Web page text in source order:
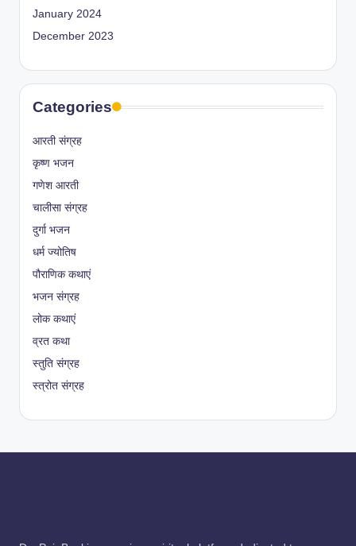
January 2024
December 2023
Categories
आरती संग्रह
कृष्ण भजन
गणेश आरती
चालीसा संग्रह
दुर्गा भजन
धर्म ज्योतिष
पौराणिक कथाएं
भजन संग्रह
लोक कथाएं
व्रत कथा
स्तुति संग्रह
स्त्रोत संग्रह